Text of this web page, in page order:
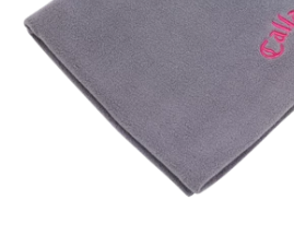
Handschuhe